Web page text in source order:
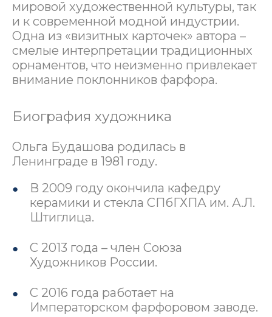
мировой художественной культуры, так
и к современной модной индустрии.
Одна из «визитных карточек» автора –
смелые интерпретации традиционных
орнаментов, что неизменно привлекает
внимание поклонников фарфора.
Биография художника
Ольга Будашова родилась в
Ленинграде в 1981 году.
В 2009 году окончила кафедру
керамики и стекла СПбГХПА им. А.Л.
Штиглица.
С 2013 года – член Союза
Художников России.
С 2016 года работает на
Императорском фарфоровом заводе.